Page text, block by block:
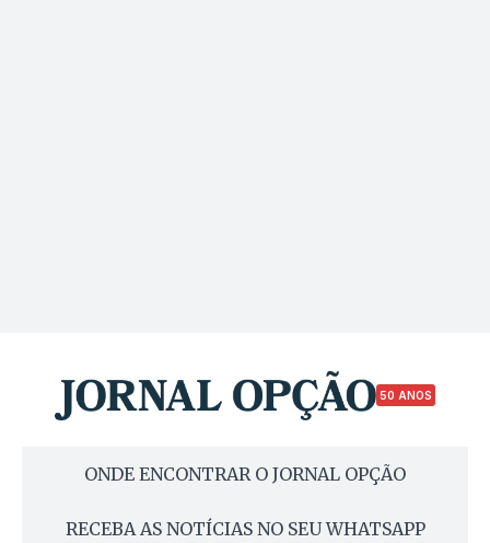
50 ANOS
ONDE ENCONTRAR O JORNAL OPÇÃO
RECEBA AS NOTÍCIAS NO SEU WHATSAPP